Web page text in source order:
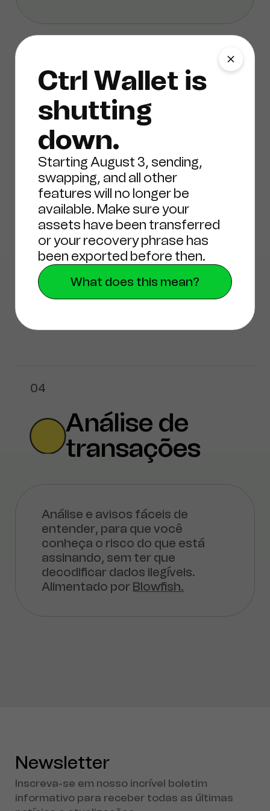
Ctrl Wallet is
shutting
down.
Starting August 3, sending,
swapping, and all other
features will no longer be
available. Make sure your
assets have been transferred
or your recovery phrase has
been exported before then.
What does this mean?
03
Simulação de
transação
Entenda exatamente o que sua
transação dApp fará e
certifique-se de que você não
perderá seus ativos
inesperadamente. Alimentado
por
Tenderly.
04
Análise de
transações
Análise e avisos fáceis de
entender, para que você
conheça o risco do que está
assinando, sem ter que
decodificar dados ilegíveis.
Alimentado por Blowfish.
Newsletter
Inscreva-se em nosso incrível boletim
informativo para receber todas as últimas